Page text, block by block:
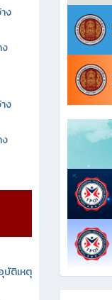
ง
ง
บัติเหตุ